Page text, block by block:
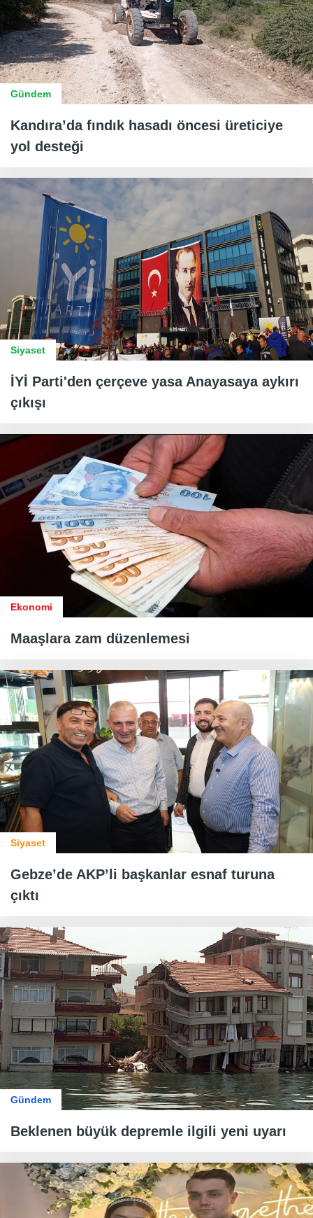
Gündem
Kandıra’da fındık hasadı öncesi üreticiye
yol desteği
Siyaset
İYİ Parti'den çerçeve yasa Anayasaya aykırı
çıkışı
Ekonomi
Maaşlara zam düzenlemesi
Siyaset
Gebze’de AKP’li başkanlar esnaf turuna
çıktı
Gündem
Beklenen büyük depremle ilgili yeni uyarı